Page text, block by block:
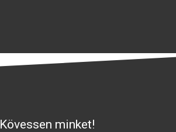
Kövessen minket!